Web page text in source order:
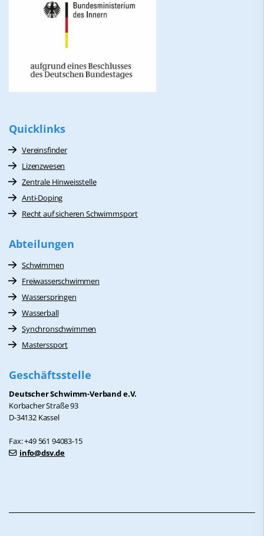
Quicklinks
Vereinsfinder
Lizenzwesen
Zentrale Hinweisstelle
Anti-Doping
Recht auf sicheren Schwimmsport
Abteilungen
Schwimmen
Freiwasserschwimmen
Wasserspringen
Wasserball
Synchronschwimmen
Masterssport
Geschäftsstelle
Deutscher Schwimm-Verband e.V.
Korbacher Straße 93
D-34132 Kassel
Fax: +49 561 94083-15
info@dsv.de